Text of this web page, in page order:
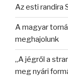
Az esti randira
A magyar
meghajolunk
„A jégről a
meg nyári